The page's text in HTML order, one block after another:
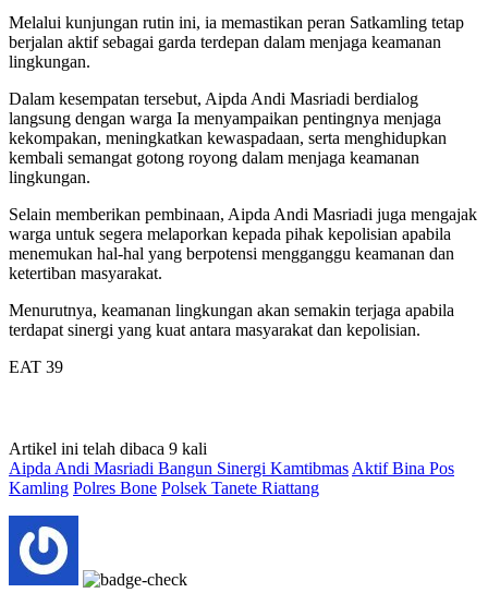
Melalui kunjungan rutin ini, ia memastikan peran Satkamling tetap
berjalan aktif sebagai garda terdepan dalam menjaga keamanan
lingkungan.
Dalam kesempatan tersebut, Aipda Andi Masriadi berdialog
langsung dengan warga Ia menyampaikan pentingnya menjaga
kekompakan, meningkatkan kewaspadaan, serta menghidupkan
kembali semangat gotong royong dalam menjaga keamanan
lingkungan.
Selain memberikan pembinaan, Aipda Andi Masriadi juga mengajak
warga untuk segera melaporkan kepada pihak kepolisian apabila
menemukan hal-hal yang berpotensi mengganggu keamanan dan
ketertiban masyarakat.
Menurutnya, keamanan lingkungan akan semakin terjaga apabila
terdapat sinergi yang kuat antara masyarakat dan kepolisian.
EAT 39
Artikel ini telah dibaca 9 kali
Aipda Andi Masriadi Bangun Sinergi Kamtibmas Aktif Bina Pos
Kamling Polres Bone Polsek Tanete Riattang